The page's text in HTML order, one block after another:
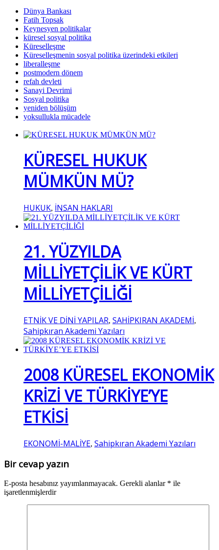
Dünya Bankası
Fatih Topsak
Keynesyen politikalar
küresel sosyal politika
Küreselleşme
Küreselleşmenin sosyal politika üzerindeki etkileri
liberalleşme
postmodern dönem
refah devleti
Sanayi Devrimi
Sosyal politika
yeniden bölüşüm
yoksullukla mücadele
KÜRESEL HUKUK
MÜMKÜN MÜ?
HUKUK, İNSAN HAKLARI
21. YÜZYILDA
MİLLİYETÇİLİK VE KÜRT
MİLLİYETÇİLİĞİ
ETNİK VE DİNİ YAPILAR, SAHİPKIRAN AKADEMİ,
Sahipkıran Akademi Yazıları
2008 KÜRESEL EKONOMİK
KRİZİ VE TÜRKİYE’YE
ETKİSİ
EKONOMİ-MALİYE, Sahipkıran Akademi Yazıları
Bir cevap yazın
E-posta hesabınız yayımlanmayacak. Gerekli alanlar * ile
işaretlenmişlerdir